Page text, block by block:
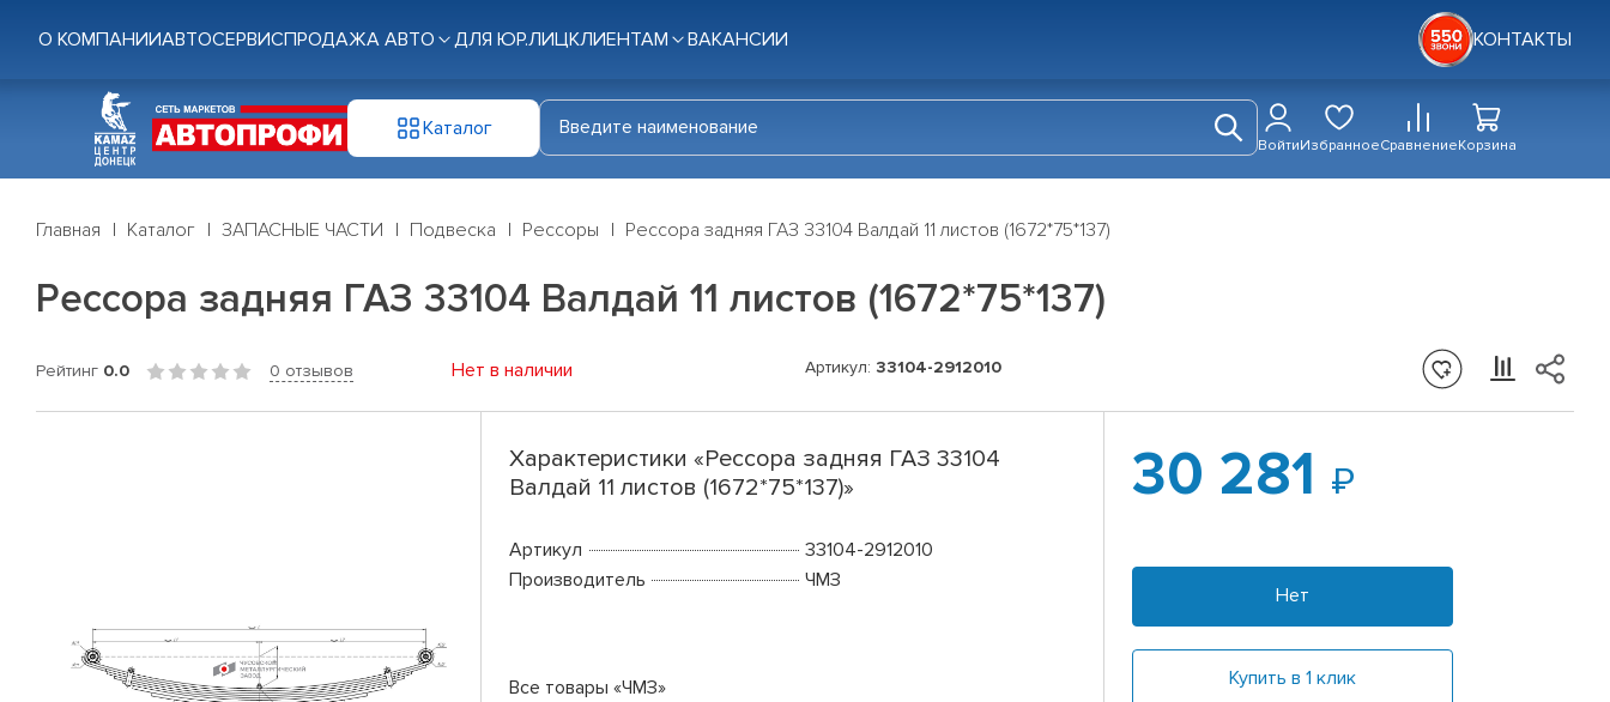
О КОМПАНИИАВТОСЕРВИСПРОДАЖА АВТО ДЛЯ ЮР.ЛИЦКЛИЕНТАМ ВАКАНСИИ КОНТАКТЫ
Каталог
ВойтиИзбранноеСравнениеКорзина
Главная Каталог ЗАПАСНЫЕ ЧАСТИ Подвеска Рессоры Рессора задняя ГАЗ 33104 Валдай 11 листов (1672*75*137)
Рессора задняя ГАЗ 33104 Валдай 11 листов (1672*75*137)
Рейтинг 0.0 0 отзывов Нет в наличии Артикул: 33104-2912010
Характеристики «Рессора задняя ГАЗ 33104
Валдай 11 листов (1672*75*137)»
Артикул
33104-2912010
Производитель
ЧМЗ
Все товары «ЧМЗ»
30 281
Нет
Купить в 1 клик